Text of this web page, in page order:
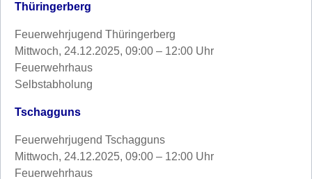
Thüringerberg
Feuerwehrjugend Thüringerberg
Mittwoch, 24.12.2025, 09:00 – 12:00 Uhr
Feuerwehrhaus
Selbstabholung
Tschagguns
Feuerwehrjugend Tschagguns
Mittwoch, 24.12.2025, 09:00 – 12:00 Uhr
Feuerwehrhaus